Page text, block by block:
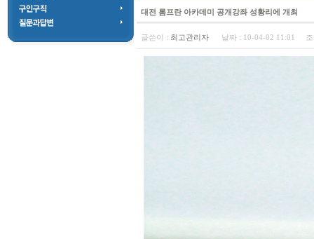
대전 롬프란 아카데미 공개강좌 성황리에 개최
글쓴이 : 최고관리자 날짜 : 10-04-02 11:01